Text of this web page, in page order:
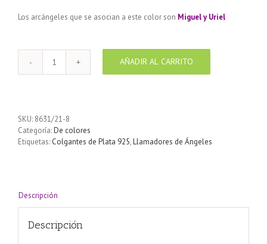
Los arcángeles que se asocian a este color son Miguel y Uriel
Llamador
con
diseño
Flor
mm
AÑADIR AL CARRITO
SKU: 8631/21-8
Categoría:De colores
Etiquetas: Colgantes de Plata 925,Llamadores de Ángeles
Descripción
Descripción